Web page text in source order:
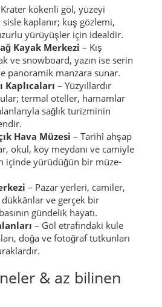
kökenli göl, yüzeyi
kaplanır; kuş gözlemi,
yürüyüşler için idealdir.
Kayak Merkezi – Kış
ve snowboard, yazın ise serin
panoramik manzara sunar.
Kaplıcaları – Yüzyıllardır
termal oteller, hamamlar
sağlık turizminin
Hava Müzesi – Tarihî ahşap
okul, köy meydanı ve camiyle
içinde yürüdüğün bir müze-
– Pazar yerleri, camiler,
ve gerçek bir
gündelik hayatı.
– Göl etrafındaki kule
doğa ve fotoğraf tutkunları
& az bilinen